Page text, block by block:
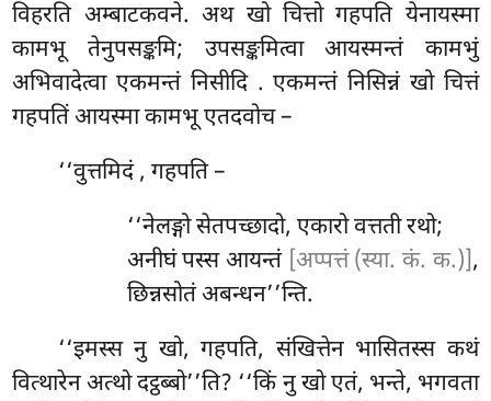
विहरति अम्बाटकवने. अथ खो चित्तो गहपति येनायस्मा
कामभू तेनुपसङ्कमि; उपसङ्कमित्वा आयस्मन्तं कामभुं
अभिवादेत्वा एकमन्तं निसीदि . एकमन्तं निसिन्नं खो चित्तं
गहपतिं आयस्मा कामभू एतदवोच –
‘‘वुत्तमिदं, गहपति –
‘‘नेलङ्गो सेतपच्छादो, एकारो वत्तती रथो;
अनीघं पस्स आयन्तं [अप्पत्तं (स्या. कं. क.)],
छिन्नसोतं अबन्धन’’न्ति.
‘‘इमस्स नु खो, गहपति, संखित्तेन भासितस्स कथं
वित्थारेन अत्थो दट्ठब्बो’’ति? ‘‘किं नु खो एतं, भन्ते, भगवता